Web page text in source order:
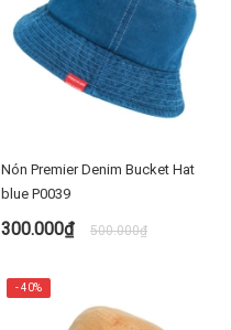
Nón Premier Denim Bucket Hat
blue P0039
300.000₫ 500.000₫
- 40%